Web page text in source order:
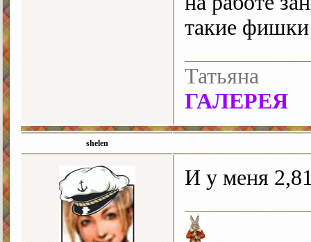
такие
Татьяна
ГАЛЕРЕЯ
shelen
И у меня